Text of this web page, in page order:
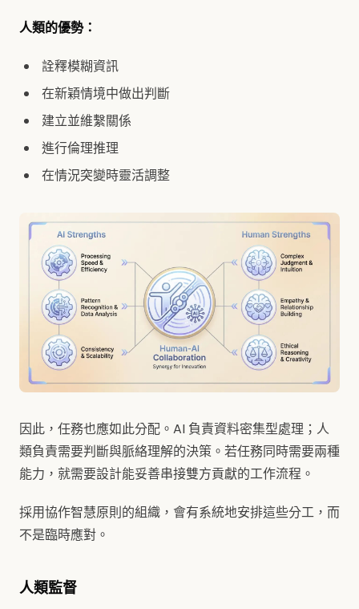
人類的優勢：
詮釋模糊資訊
在新穎情境中做出判斷
建立並維繫關係
進行倫理推理
在情況突變時靈活調整
因此，任務也應如此分配。AI 負責資料密集型處理；人
類負責需要判斷與脈絡理解的決策。若任務同時需要兩種
能力，就需要設計能妥善串接雙方貢獻的工作流程。
採用協作智慧原則的組織，會有系統地安排這些分工，而
不是臨時應對。
人類監督